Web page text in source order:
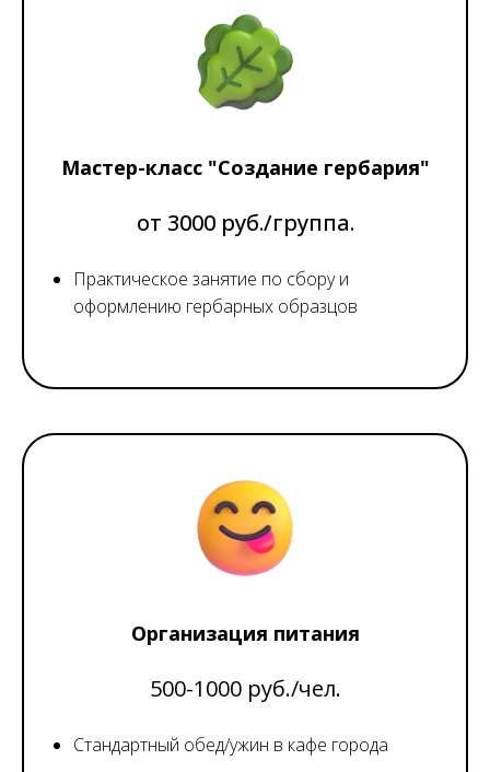
Мастер-класс "Создание гербария"
от 3000 руб./группа.
Практическое занятие по сбору и
оформлению гербарных образцов
Организация питания
500-1000 руб./чел.
Стандартный обед/ужин в кафе города